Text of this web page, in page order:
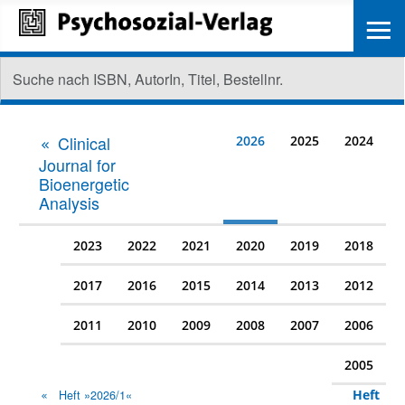
Clinical
Journal for
Bioenergetic
Analysis
2026 2025 2024
2023 2022 2021 2020 2019 2018
2017 2016 2015 2014 2013 2012
2011 2010 2009 2008 2007 2006
2005
Heft »2026/1« Heft
≡